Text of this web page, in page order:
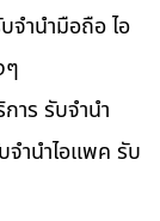
จำนำมือถือ ไอ
ๆ
าร รับจำนำ
ำนำไอแพค รับ